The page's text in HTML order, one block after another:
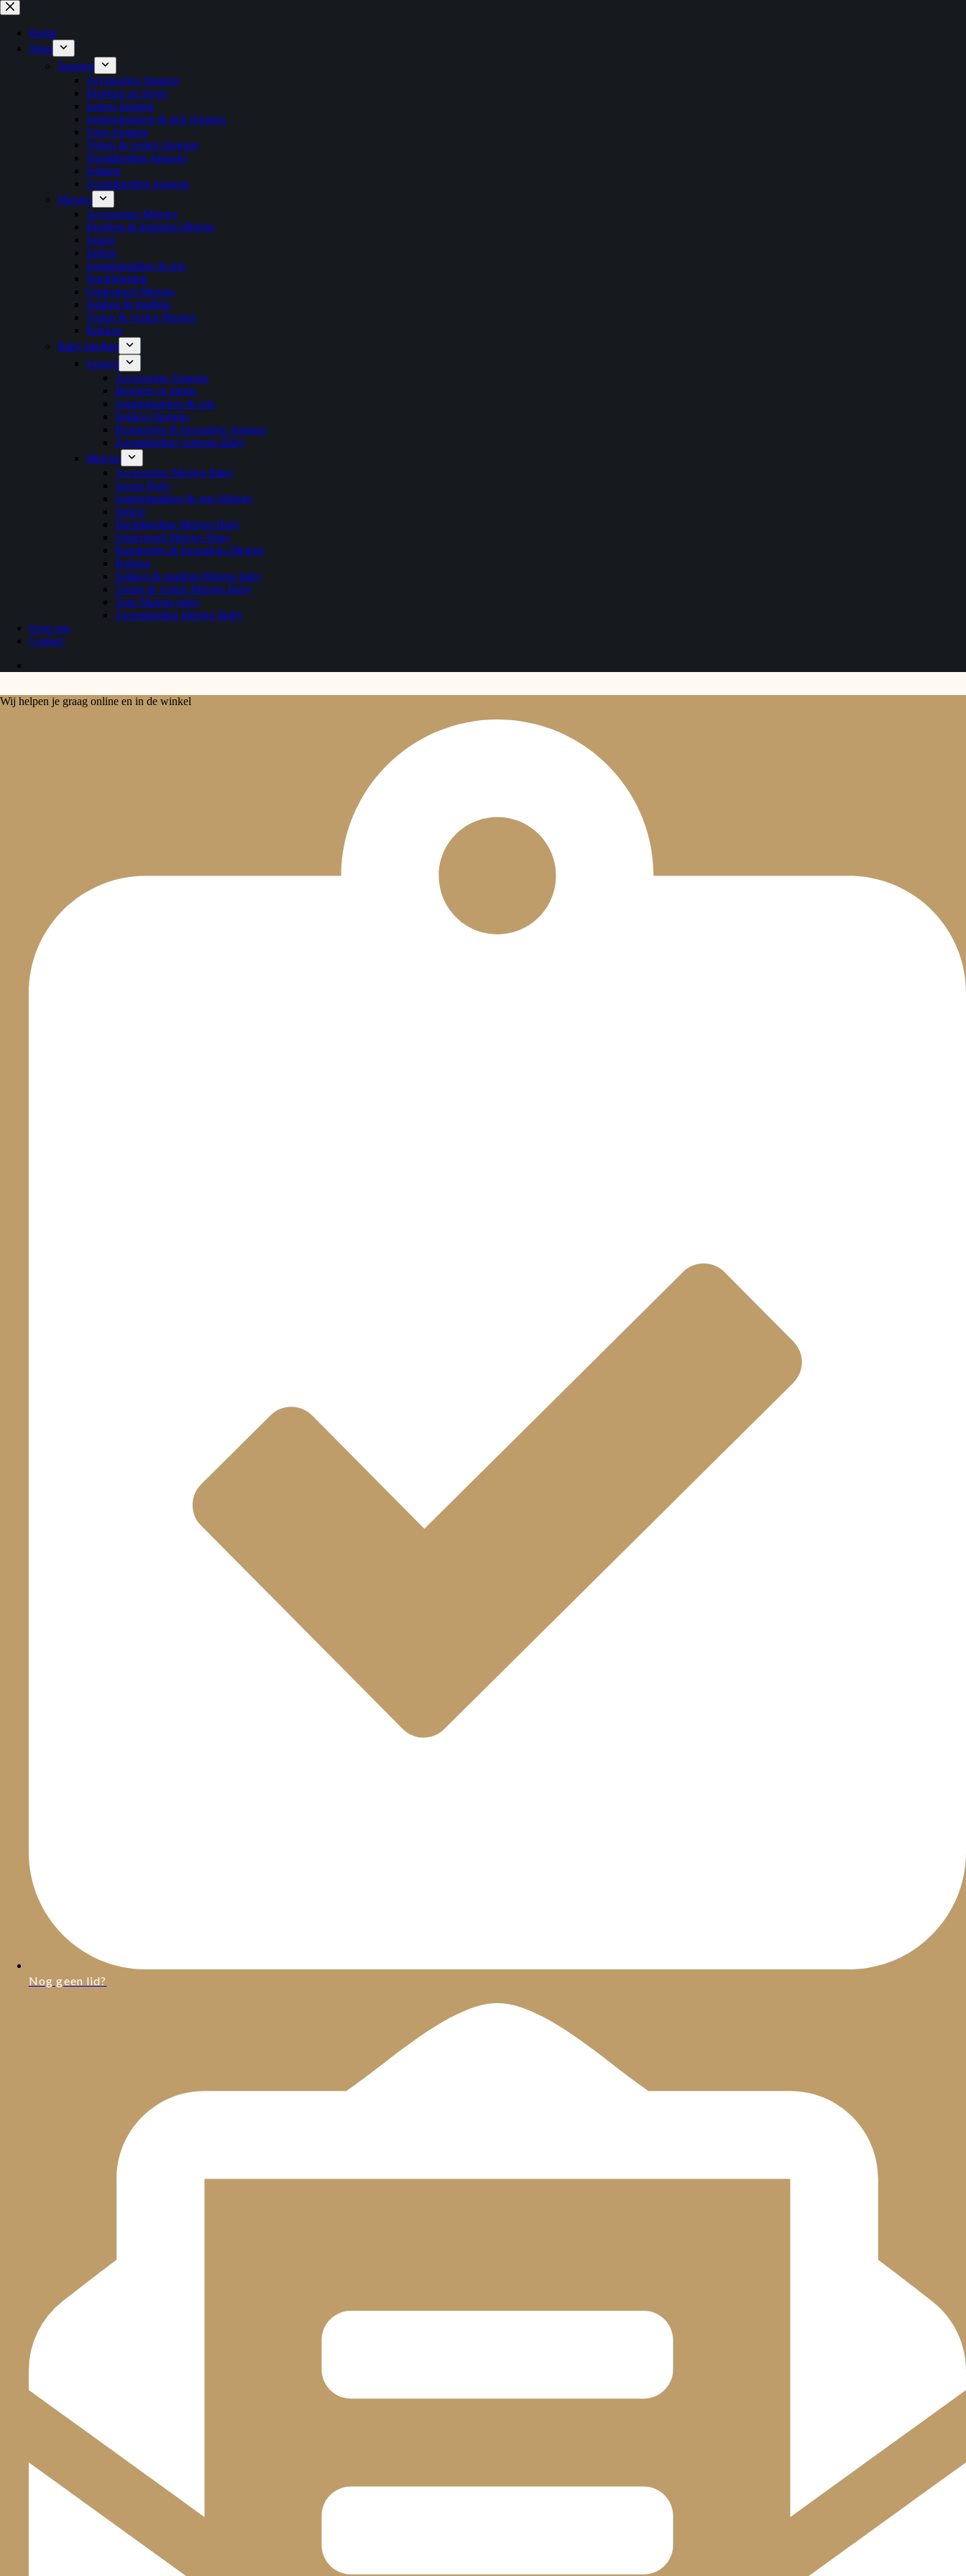
Ga
naar
inhoud
Home
Shop
Jongens
Accessoires Jongens
Broeken en shorts
Jassen Jongens
Joggingpakken & sets Jongens
Tops Jongens
Truien & vesten Jongens
Nachtkleding Jongens
Sokken
Zwemkleding Jongens
Meisjes
Accessoires Meisjes
Broeken & leggings Meisjes
Jassen
Jurken
Joggingpakken & sets
Nachtkleding
Ondergoed Meisjes
Sokken & maillots
Truien & vesten Meisjes
Rokken
Baby kleding
Jongen
Accessoires Jongens
Broeken en shorts
Joggingpakken & sets
Sokken Jongens
Rompertjes & boxpakjes Jongens
Zwemkleding Jongens Baby
Meisjes
Accessoires Meisjes Baby
Jassen Baby
Joggingpakken & sets Meisjes
Jurken
Nachtkleding Meisjes Baby
Ondergoed Meisjes Baby
Rompertjes & boxpakjes Meisjes
Rokken
Sokken & maillots Meisjes baby
Truien & vesten Meisjes Baby
Tops Meisjes baby
Zwemkleding Meisjes Baby
Over ons
Contact
Wij helpen je graag online en in de winkel
Nog geen lid?